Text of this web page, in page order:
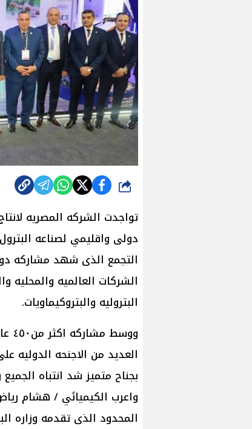
شارك
تواجدت الشركه المصريه
دولى واقليمي لصناعه
التجمع الذى شهد مشاركه
الشركات العالميه والمحليه
البتروليه والبتروكيماويات.
بجناح متميز شد انتباه
واعرب الكيميائي / هشام
المحدود الذى تقدمه وزاره